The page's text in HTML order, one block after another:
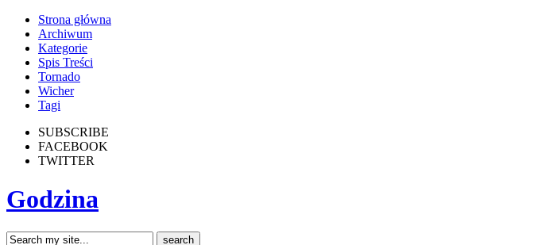
Strona główna
Archiwum
Kategorie
Spis Treści
Tornado
Wicher
Tagi
SUBSCRIBE
FACEBOOK
TWITTER
Godzina